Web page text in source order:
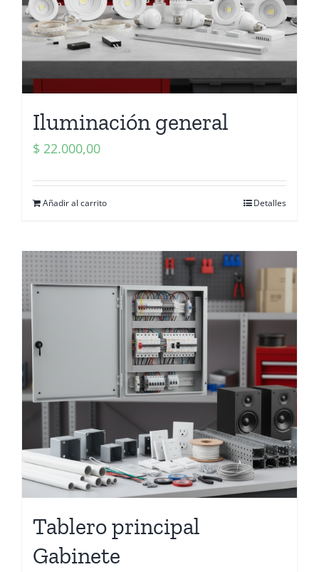
Iluminación general
$ 22.000,00
Añadir al carrito Detalles
Tablero principal
Gabinete